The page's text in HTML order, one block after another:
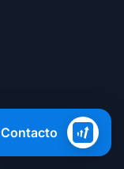
Contacto